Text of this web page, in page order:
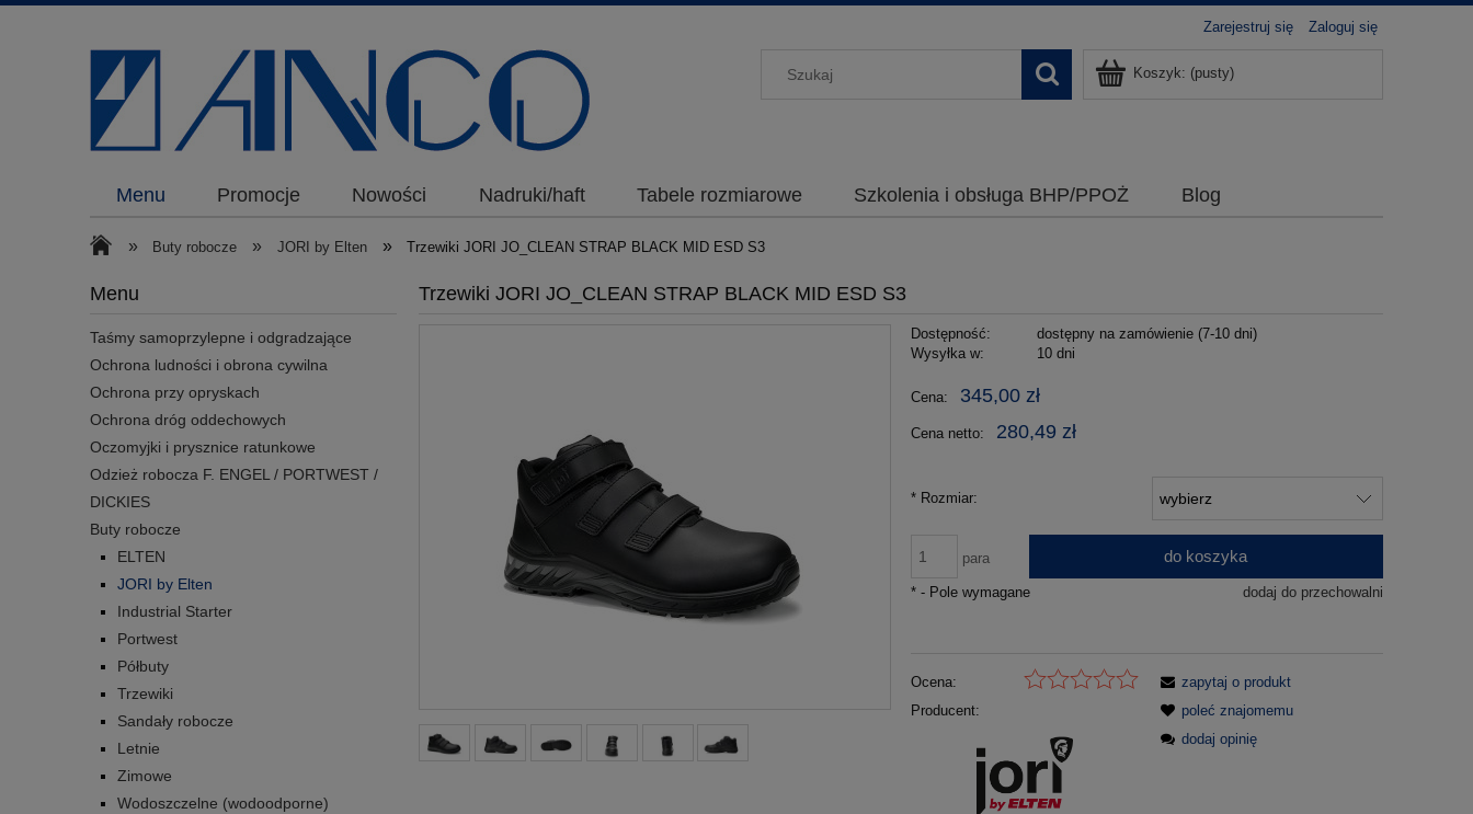
Zarejestruj się Zaloguj się
Koszyk: (pusty)
Menu Promocje Nowości Nadruki/haft Tabele rozmiarowe Szkolenia i obsługa BHP/PPOŻ Blog
» Buty robocze » JORI by Elten » Trzewiki JORI JO_CLEAN STRAP BLACK MID ESD S3
Menu
Taśmy samoprzylepne i odgradzające
Ochrona ludności i obrona cywilna
Ochrona przy opryskach
Ochrona dróg oddechowych
Oczomyjki i prysznice ratunkowe
Odzież robocza F. ENGEL / PORTWEST /
DICKIES
Buty robocze
ELTEN
JORI by Elten
Industrial Starter
Portwest
Półbuty
Trzewiki
Sandały robocze
Letnie
Zimowe
Wodoszczelne (wodoodporne)
Trzewiki JORI JO_CLEAN STRAP BLACK MID ESD S3
Dostępność:
dostępny na zamówienie (7-10 dni)
Wysyłka w:
10 dni
Cena: 345,00 zł
Cena netto: 280,49 zł
* Rozmiar:
para do koszyka
dodaj do przechowalni
* - Pole wymagane
Ocena:
Producent:
zapytaj o produkt
poleć znajomemu
dodaj opinię